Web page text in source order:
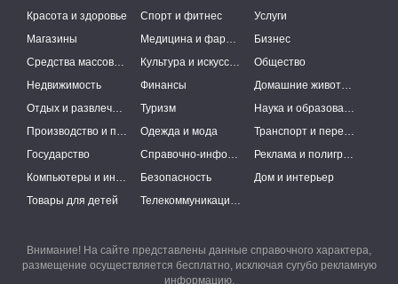
Красота и здоровье
Спорт и фитнес
Услуги
Магазины
Медицина и фармацевтика
Бизнес
Средства массовой информации
Культура и искусство
Общество
Недвижимость
Финансы
Домашние животные
Отдых и развлечения
Туризм
Наука и образование
Производство и поставки
Одежда и мода
Транспорт и перевозки
Государство
Справочно-информационные системы
Реклама и полиграфия
Компьютеры и интернет
Безопасность
Дом и интерьер
Товары для детей
Телекоммуникации и связь
Внимание! На сайте представлены данные справочного характера,
размещение осуществляется бесплатно, исключая сугубо рекламную
информацию.